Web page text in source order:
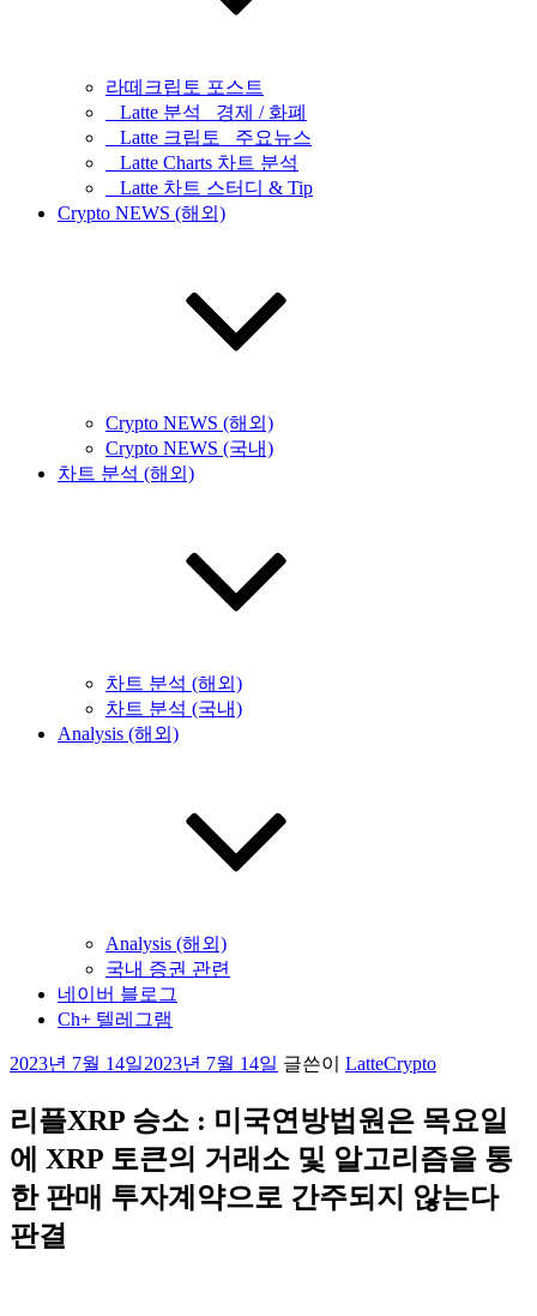
라떼크립토 포스트
_ Latte 분석 _경제 / 화폐
_ Latte 크립토 _주요뉴스
_ Latte Charts 차트 분석
_ Latte 차트 스터디 & Tip
Crypto NEWS (해외)
Crypto NEWS (해외)
Crypto NEWS (국내)
차트 분석 (해외)
차트 분석 (해외)
차트 분석 (국내)
Analysis (해외)
Analysis (해외)
국내 증권 관련
네이버 블로그
Ch+ 텔레그램
작
일
2023년 7월 14일2023년 7월 14일 글쓴이 LatteCrypto
리플XRP 승소 : 미국연방법원은 목요일
에 XRP 토큰의 거래소 및 알고리즘을 통
한 판매 투자계약으로 간주되지 않는다
판결